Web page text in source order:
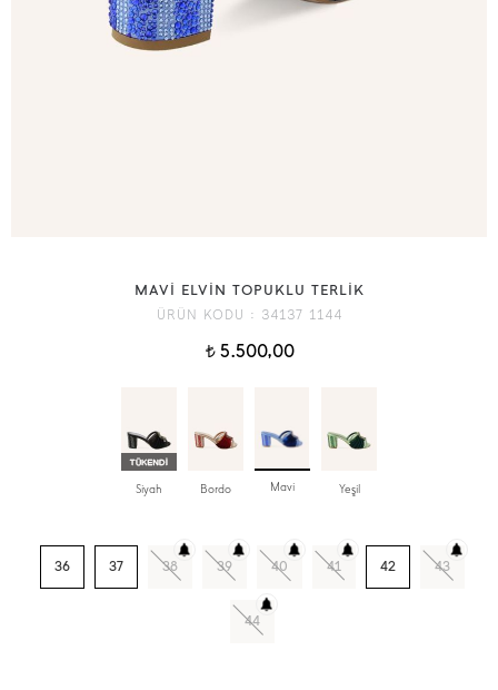
MAVİ ELVİN TOPUKLU TERLİK
ÜRÜN KODU : 34137 1144
t5.500,00
Siyah Bordo Mavi Yeşil
36 37 38 39 40 41 42 43
44